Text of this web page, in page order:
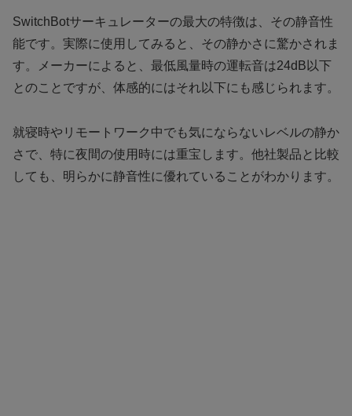
SwitchBotサーキュレーターの最大の特徴は、その静音性
能です。実際に使用してみると、その静かさに驚かされま
す。メーカーによると、最低風量時の運転音は24dB以下
とのことですが、体感的にはそれ以下にも感じられます。
就寝時やリモートワーク中でも気にならないレベルの静か
さで、特に夜間の使用時には重宝します。他社製品と比較
しても、明らかに静音性に優れていることがわかります。